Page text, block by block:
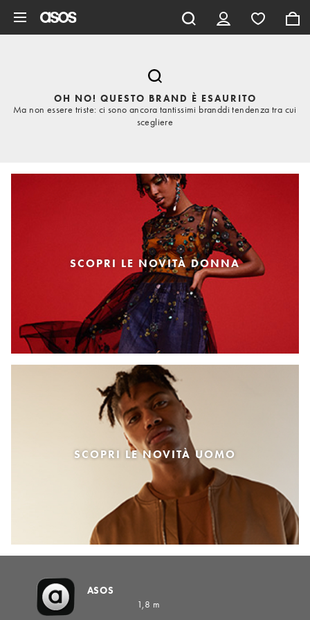
OH NO! QUESTO BRAND È ESAURITO
Ma non essere triste: ci sono ancora tantissimi branddi tendenza tra cui
scegliere
SCOPRI LE NOVITÀ DONNA
SCOPRI LE NOVITÀ UOMO
ASOS
1,8 m